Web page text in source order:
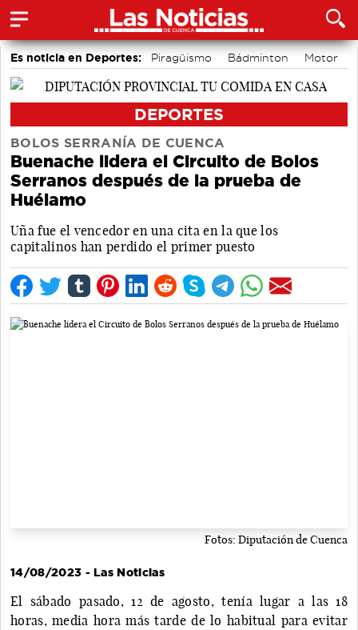
Es noticia en Deportes: Piragüismo Bádminton
Motor
Fútbol
Área de Deportes
DEPORTES
BOLOS SERRANÍA DE CUENCA
Buenache lidera el Circuito de Bolos
Serranos después de la prueba de
Huélamo
Uña fue el vencedor en una cita en la que los
capitalinos han perdido el primer puesto
Fotos: Diputación de Cuenca
14/08/2023 - Las Noticias
El sábado pasado, 12 de agosto, tenía lugar a las 18
horas, media hora más tarde de lo habitual para evitar